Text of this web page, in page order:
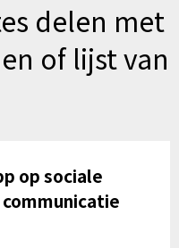
delen met
of lijst van
op sociale